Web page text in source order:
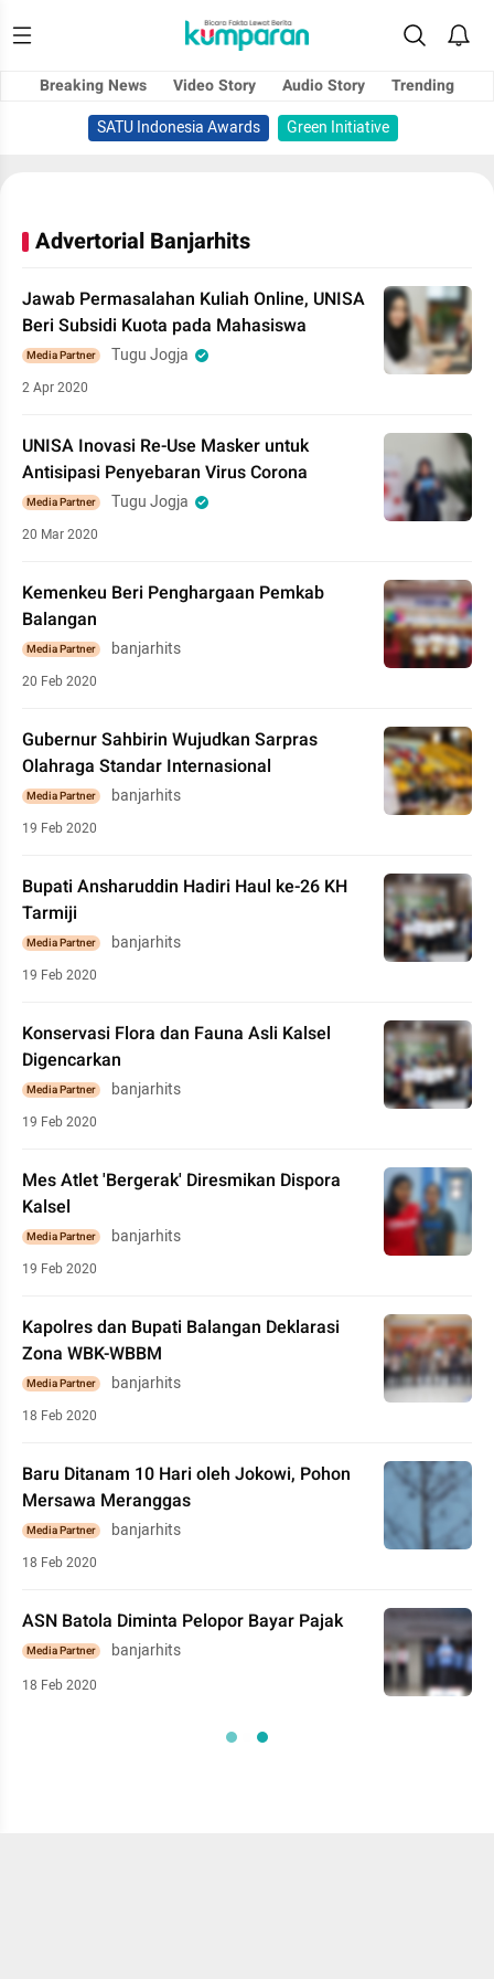
Breaking News Video Story Audio Story
Trending
SATU Indonesia Awards
Green Initiative
Advertorial Banjarhits
Jawab Permasalahan Kuliah Online, UNISA
Beri Subsidi Kuota pada Mahasiswa
Media Partner Tugu Jogja
2 Apr 2020
UNISA Inovasi Re-Use Masker untuk
Antisipasi Penyebaran Virus Corona
Media Partner Tugu Jogja
20 Mar 2020
Kemenkeu Beri Penghargaan Pemkab
Balangan
Media Partner banjarhits
20 Feb 2020
Gubernur Sahbirin Wujudkan Sarpras
Olahraga Standar Internasional
Media Partner banjarhits
19 Feb 2020
Bupati Ansharuddin Hadiri Haul ke-26 KH
Tarmiji
Media Partner banjarhits
19 Feb 2020
Konservasi Flora dan Fauna Asli Kalsel
Digencarkan
Media Partner banjarhits
19 Feb 2020
Mes Atlet 'Bergerak' Diresmikan Dispora
Kalsel
Media Partner banjarhits
19 Feb 2020
Kapolres dan Bupati Balangan Deklarasi
Zona WBK-WBBM
Media Partner banjarhits
18 Feb 2020
Baru Ditanam 10 Hari oleh Jokowi, Pohon
Mersawa Meranggas
Media Partner banjarhits
18 Feb 2020
ASN Batola Diminta Pelopor Bayar Pajak
Media Partner banjarhits
18 Feb 2020